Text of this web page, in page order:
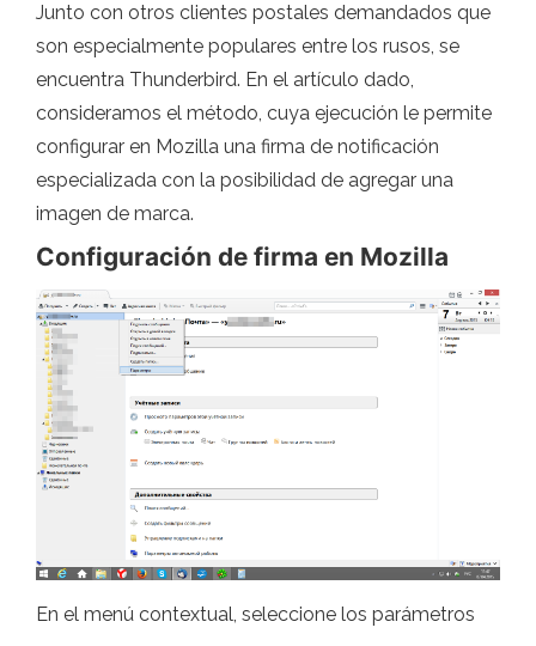
Junto con otros clientes postales demandados que
son especialmente populares entre los rusos, se
encuentra Thunderbird. En el artículo dado,
consideramos el método, cuya ejecución le permite
configurar en Mozilla una firma de notificación
especializada con la posibilidad de agregar una
imagen de marca.
Configuración de firma en Mozilla
En el menú contextual, seleccione los parámetros